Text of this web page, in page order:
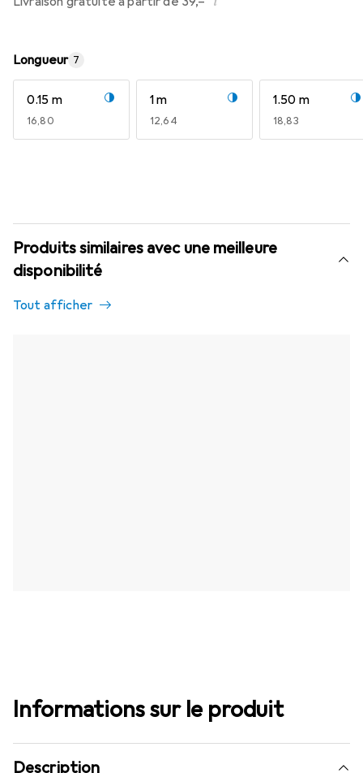
Longueur 7
0.15 m
EUR
16,80
1 m
EUR
12,64
1.50 m
EUR
18,83
Produits similaires avec une meilleure
disponibilité
Tout afficher
Informations sur le produit
Description